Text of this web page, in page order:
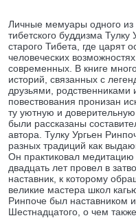
Личные мемуары одного из
тибетского буддизма
старого Тибета, где царят
человеческих
современных. В книге
историй, связанных с
друзьями,
повествования пронизан
ту уютную и доверительную
были рассказаны
автора. Тулку Ургьен
разных традиций как
Он практиковал медитацию
двадцать лет провел в
наставник, к которому
великие мастера школ
Ринпоче был наставником
Шестнадцатого, о чем